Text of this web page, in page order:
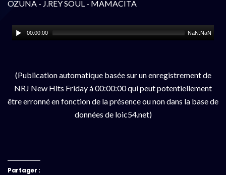
OZUNA - J.REY SOUL - MAMACITA
00:00:00 NaN:NaN
(Publication automatique basée sur un enregistrement de
NRJ New Hits Friday à 00:00:00 qui peut potentiellement
être erronné en fonction de la présence ou non dans la base de
données de loic54.net)
Partager :